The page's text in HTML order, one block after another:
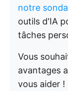
notre
outils d'IA
tâches
Vous
avantages
vous aider !